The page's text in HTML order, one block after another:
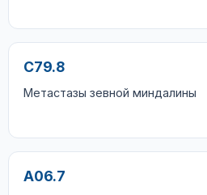
C79.8
Метастазы зевной миндалины
A06.7